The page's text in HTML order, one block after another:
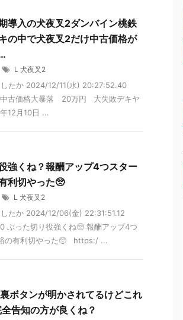
導入の犬夜叉2ダンバイン桃鉄
の中で犬夜叉2だけ中古価格が
L 犬夜叉2
たか 2024/12/11(水) 20:27:52.40
古価格大暴落 20万円 大失敗デキヤ
12月10日 ...
強くね？報酬アップ4つスター
利切やった🥺
L 犬夜叉2
たか 2024/12/06(金) 22:31:51.12
ぶった切り役強くね🥺 報酬アップ4つ
の有利切やった🥺 https:/ ...
ボタンが明かされてるけどこれ
告知の方が良くね？